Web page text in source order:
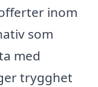
inom
som
med
trygghet